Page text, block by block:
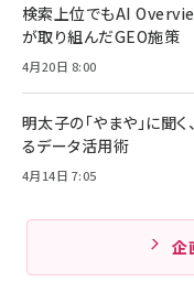
検索上位でもAI
が取り組んだGEO施策
4月20日 8:00
明太子の「やまや」に聞
るデータ活用術
4月14日 7:05
企